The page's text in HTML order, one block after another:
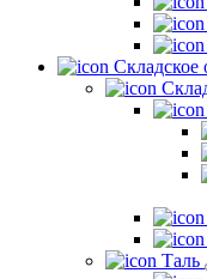
Складское
Таль